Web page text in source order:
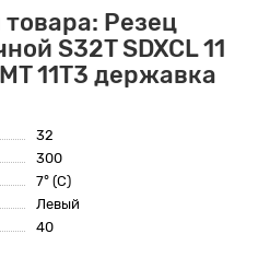
Резец
S32T SDXCL 11
11T3 державка
32
300
7° (C)
Левый
40